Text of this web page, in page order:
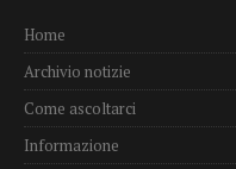
Home
Archivio notizie
Come ascoltarci
Informazione